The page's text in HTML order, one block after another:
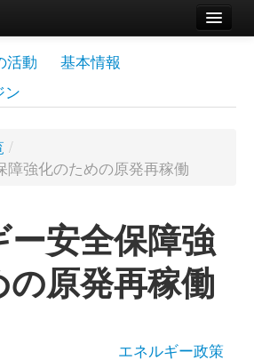
活動
基本情報
ン
/
障強化のための原発再稼働
安全保障強
原発再稼働
エネルギー政策